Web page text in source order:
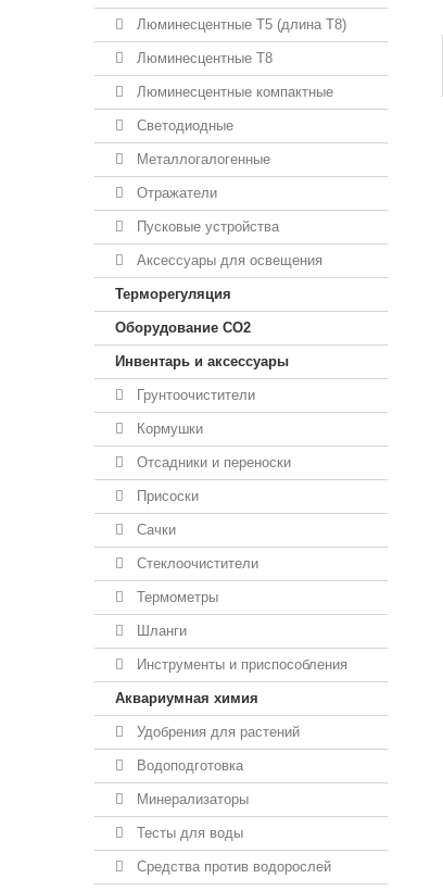
Люминесцентные T5 (длина T8)
Люминесцентные T8
Люминесцентные компактные
Светодиодные
Металлогалогенные
Отражатели
Пусковые устройства
Аксессуары для освещения
Терморегуляция
Оборудование CO2
Инвентарь и аксессуары
Грунтоочистители
Кормушки
Отсадники и переноски
Присоски
Сачки
Стеклоочистители
Термометры
Шланги
Инструменты и приспособления
Аквариумная химия
Удобрения для растений
Водоподготовка
Минерализаторы
Тесты для воды
Средства против водорослей